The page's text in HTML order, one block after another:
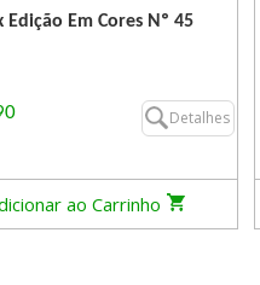
Edição Em Cores Nº 45
Detalhes
ao Carrinho